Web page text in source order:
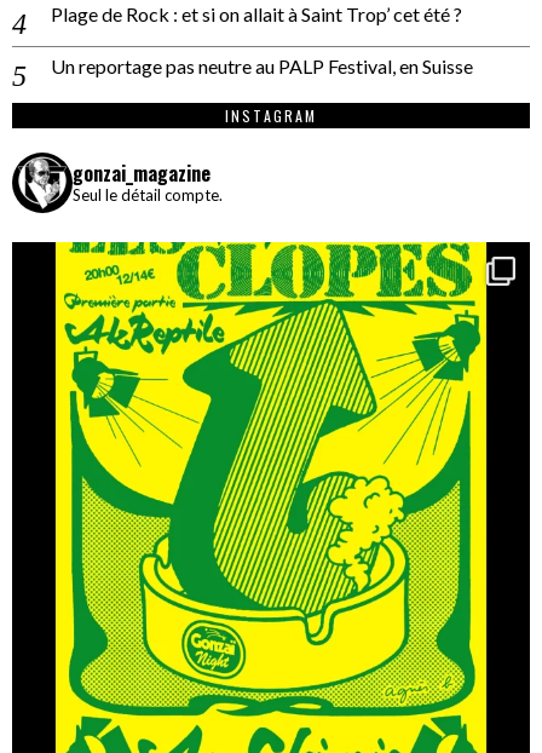
Plage de Rock : et si on allait à Saint Trop’ cet été ?
Un reportage pas neutre au PALP Festival, en Suisse
INSTAGRAM
gonzai_magazine
Seul le détail compte.